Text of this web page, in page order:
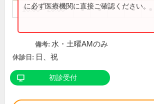
16:00～20:00 ● ● ●
に必ず医療機関に直接ご確認ください。
備考: 水・土曜AMのみ
休診日: 日、祝
初診受付